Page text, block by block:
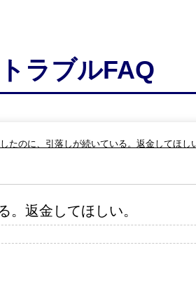
ラブルFAQ
したのに、引落しが続いている。返金してほし
。返金してほしい。